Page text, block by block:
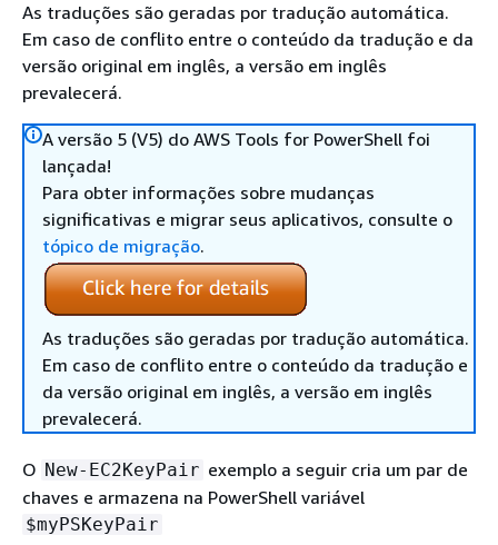
As traduções são geradas por tradução automática.
Em caso de conflito entre o conteúdo da tradução e da
versão original em inglês, a versão em inglês
prevalecerá.
A versão 5 (V5) do AWS Tools for PowerShell foi
lançada!
Para obter informações sobre mudanças
significativas e migrar seus aplicativos, consulte o
tópico de migração.
As traduções são geradas por tradução automática.
Em caso de conflito entre o conteúdo da tradução e
da versão original em inglês, a versão em inglês
prevalecerá.
O New-EC2KeyPair exemplo a seguir cria um par de
chaves e armazena na PowerShell variável
$myPSKeyPair